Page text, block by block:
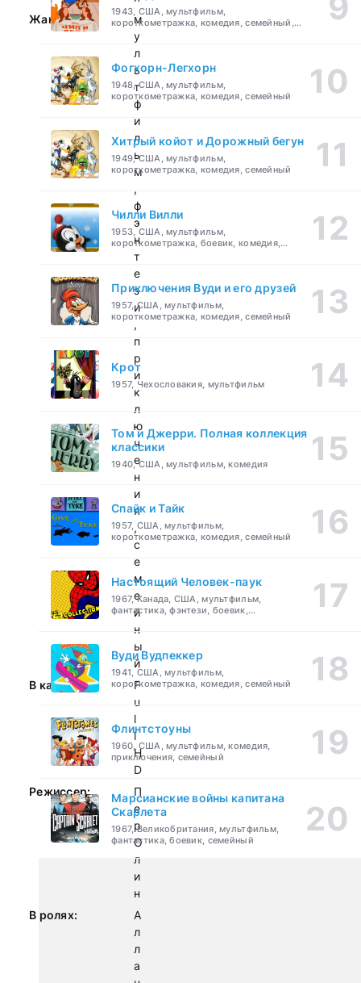
Жанр:
м
у
л
ь
т
ф
и
л
ь
м
,
ф
э
н
т
е
з
и
,
п
р
и
к
л
ю
ч
е
н
и
я
,
с
е
м
е
й
н
ы
й
В качестве:
F
u
l
l
H
D
Режиссер:
П
е
р
О
л
и
н
В ролях:
А
л
л
а
1943, США, мультфильм,
короткометражка, комедия, семейный,
детский
Фогхорн-Легхорн
1948, США, мультфильм,
короткометражка, комедия, семейный
Хитрый койот и Дорожный бегун
1949, США, мультфильм,
короткометражка, комедия, семейный
Чилли Вилли
1953, США, мультфильм,
короткометражка, боевик, комедия,
приключения, семейный
Приключения Вуди и его друзей
1957, США, мультфильм,
короткометражка, комедия, семейный
Крот
1957, Чехословакия, мультфильм
Том и Джерри. Полная коллекция
классики
1940, США, мультфильм, комедия
Спайк и Тайк
1957, США, мультфильм,
короткометражка, комедия, семейный
Настоящий Человек-паук
1967, Канада, США, мультфильм,
фантастика, фэнтези, боевик,
Вуди Вудпеккер
1941, США, мультфильм,
короткометражка, комедия, семейный
Флинтстоуны
1960, США, мультфильм, комедия,
приключения, семейный
Марсианские войны капитана
Скарлета
1967, Великобритания, мультфильм,
фантастика, боевик, семейный